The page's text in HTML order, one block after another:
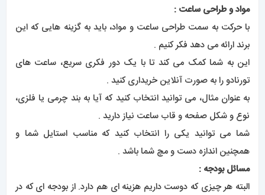
مواد و طراحی ساعت :
با حرکت به سمت طراحی ساعت و مواد، باید به گزینه هایی که این
برند ارائه می دهد فکر کنیم .
این به شما کمک می کند تا با یک دور فکری سریع، ساعت های
تورنادو را به صورت آنلاین خریداری کنید .
به عنوان مثال، می توانید انتخاب کنید که آیا به بند چرمی یا فلزی،
نوع و شکل صفحه و قاب ساعت نیاز دارید .
شما می توانید یکی را انتخاب کنید که مناسب استایل شما و
همچنین اندازه دست و مچ شما باشد .
مسائل بودجه :
البته هر چیزی که دوست داریم هزینه ای هم دارد. از بودجه ای که در